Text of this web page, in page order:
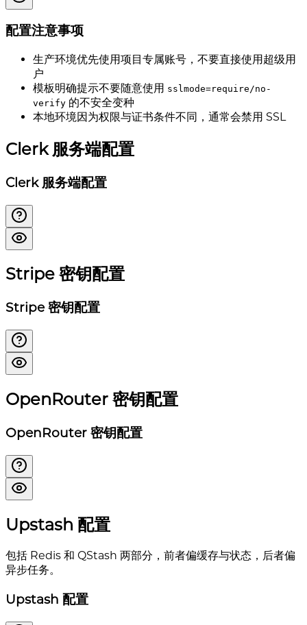
配置注意事项
生产环境优先使用项目专属账号，不要直接使用超级用
户
模板明确提示不要随意使用 sslmode=require/no-
verify 的不安全变种
本地环境因为权限与证书条件不同，通常会禁用 SSL
Clerk 服务端配置
Clerk 服务端配置
Stripe 密钥配置
Stripe 密钥配置
OpenRouter 密钥配置
OpenRouter 密钥配置
Upstash 配置
包括 Redis 和 QStash 两部分，前者偏缓存与状态，后者偏
异步任务。
Upstash 配置